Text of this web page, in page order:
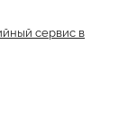
сервис в